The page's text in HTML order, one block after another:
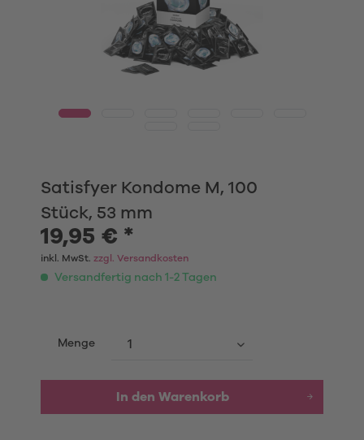
Satisfyer Kondome M, 100
Stück, 53 mm
19,95 € *
inkl. MwSt. zzgl. Versandkosten
Versandfertig nach 1-2 Tagen
Menge
In den Warenkorb